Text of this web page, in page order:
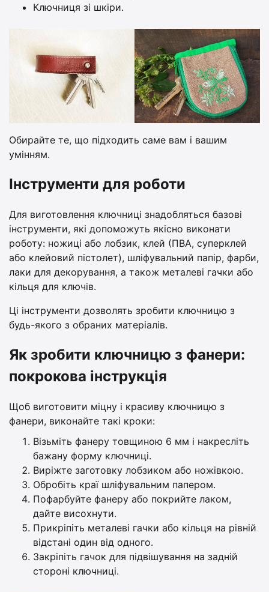
Ключниця зі шкіри.
Обирайте те, що підходить саме вам і вашим
умінням.
Інструменти для роботи
Для виготовлення ключниці знадобляться базові
інструменти, які допоможуть якісно виконати
роботу: ножиці або лобзик, клей (ПВА, суперклей
або клейовий пістолет), шліфувальний папір, фарби,
лаки для декорування, а також металеві гачки або
кільця для ключів.
Ці інструменти дозволять зробити ключницю з
будь-якого з обраних матеріалів.
Як зробити ключницю з фанери:
покрокова інструкція
Щоб виготовити міцну і красиву ключницю з
фанери, виконайте такі кроки:
Візьміть фанеру товщиною 6 мм і накресліть
бажану форму ключниці.
Виріжте заготовку лобзиком або ножівкою.
Обробіть краї шліфувальним папером.
Пофарбуйте фанеру або покрийте лаком,
дайте висохнути.
Прикріпіть металеві гачки або кільця на рівній
відстані один від одного.
Закріпіть гачок для підвішування на задній
стороні ключниці.